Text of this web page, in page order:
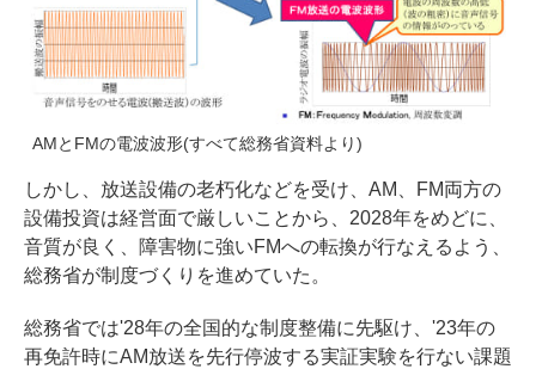
AMとFMの電波波形(すべて総務省資料より)
しかし、放送設備の老朽化などを受け、AM、FM両方の
設備投資は経営面で厳しいことから、2028年をめどに、
音質が良く、障害物に強いFMへの転換が行なえるよう、
総務省が制度づくりを進めていた。
総務省では'28年の全国的な制度整備に先駆け、'23年の
再免許時にAM放送を先行停波する実証実験を行ない課題